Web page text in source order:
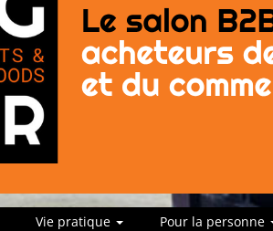
Vie pratique Pour la personne